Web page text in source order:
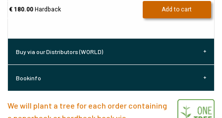
€ 180.00Hardback Add to cart
Buy via our Distributors (WORLD)
Bookinfo
We will plant a tree for each order containing